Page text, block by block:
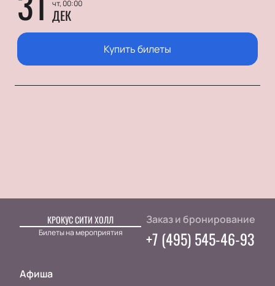
чт, 00:00
ДЕК
Купить билеты
КРОКУС СИТИ ХОЛЛ
Билеты на мероприятия
Афиша
Заказ и бронирование
+7 (495) 545-46-93